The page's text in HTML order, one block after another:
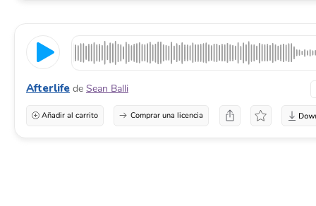
Afterlife de Sean Balli
Añadir al carrito Comprar una licencia